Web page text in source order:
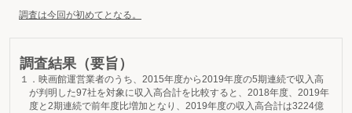
調査は今回が初めてとなる。
調査結果（要旨）
１．映画館運営業者のうち、2015年度から2019年度の5期連続で収入高
が判明した97社を対象に収入高合計を比較すると、2018年度、2019年
度と2期連続で前年度比増加となり、2019年度の収入高合計は3224億